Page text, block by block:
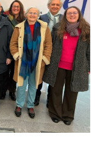
échange croisé
un projet Erasmus
sur l'éducation
entre la France…